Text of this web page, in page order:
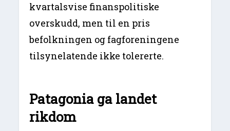
kvartalsvise finanspolitiske
overskudd, men til en pris
befolkningen og fagforeningene
tilsynelatende ikke tolererte.
Patagonia ga landet
rikdom